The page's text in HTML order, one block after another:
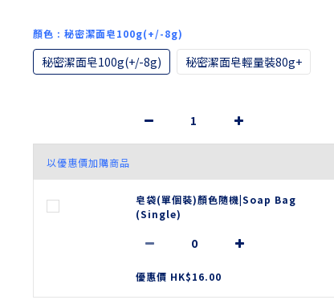
顏色 : 秘密潔面皂100g(+/-8g)
秘密潔面皂100g(+/-8g) 秘密潔面皂輕量裝80g+
以優惠價加購商品
皂袋(單個裝)顏色隨機|Soap Bag
(Single)
優惠價 HK$16.00